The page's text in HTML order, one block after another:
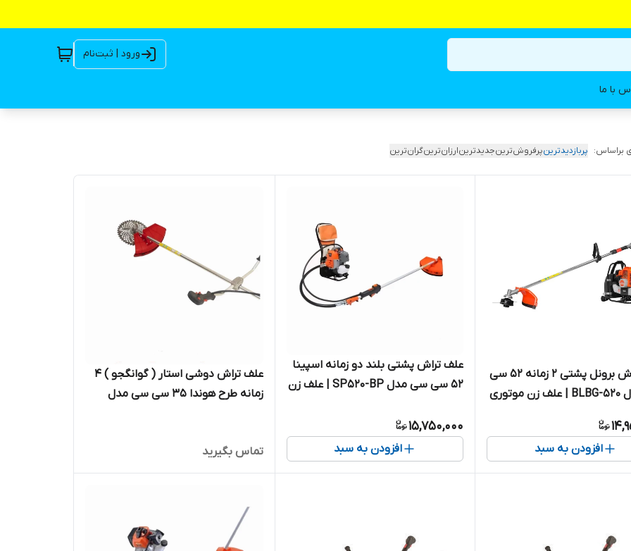
ورود | ثبت‌نام
با ما
براساس: پربازدیدترینپرفروش‌ترینجدیدترینارزان‌ترینگران‌ترین
علف تراش برونل پشتی 2 زمانه 52 سی
سی مدل BLBG-520 | علف زن موتوری
افزودن به سبد
علف تراش پشتی بلند دو زمانه اسپینا
52 سی سی مدل SP520-BP | علف زن
15,750,000
افزودن به سبد
علف تراش دوشی استار ( گوانگجو ) 4
زمانه طرح هوندا 35 سی سی مدل
تماس بگیرید